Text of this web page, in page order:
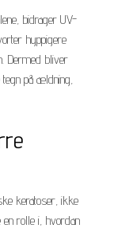
bidrager UV-
hyppigere
Dermed bliver
tegn på ældning,
keratoser, ikke
rolle i, hvordan